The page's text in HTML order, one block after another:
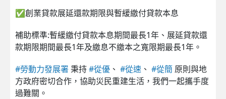
✅創業貸款展延還款期限與暫緩繳付貸款本息
補助標準:暫緩繳付貸款本息期間最長1年、展延貸款還
款期限期間最長1年及繳息不繳本之寬限期最長1年。
#勞動力發展署秉持#從優 、 #從速 、 #從簡 原則與地
方政府密切合作，協助災民重建生活，我們一起攜手度
過難關。